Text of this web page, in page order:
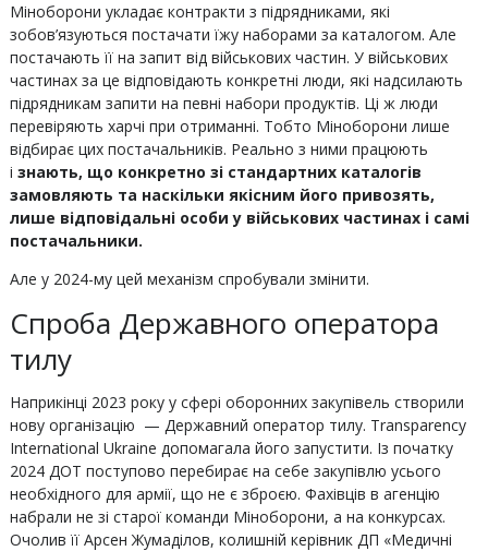
Міноборони укладає контракти з підрядниками, які
зобов’язуються постачати їжу наборами за каталогом. Але
постачають її на запит від військових частин. У військових
частинах за це відповідають конкретні люди, які надсилають
підрядникам запити на певні набори продуктів. Ці ж люди
перевіряють харчі при отриманні. Тобто Міноборони лише
відбирає цих постачальників. Реально з ними працюють
і знають, що конкретно зі стандартних каталогів
замовляють та наскільки якісним його привозять,
лише відповідальні особи у військових частинах і самі
постачальники.
Але у 2024-му цей механізм спробували змінити.
Спроба Державного оператора
тилу
Наприкінці 2023 року у сфері оборонних закупівель створили
нову організацію — Державний оператор тилу. Transparency
International Ukraine допомагала його запустити. Із початку
2024 ДОТ поступово перебирає на себе закупівлю усього
необхідного для армії, що не є зброєю. Фахівців в агенцію
набрали не зі старої команди Міноборони, а на конкурсах.
Очолив її Арсен Жумаділов, колишній керівник ДП «Медичні